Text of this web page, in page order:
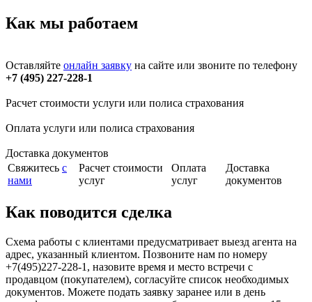
Как мы работаем
Оставляйте онлайн заявку на сайте или звоните по телефону
+7 (495) 227-228-1
Расчет стоимости услуги или полиса страхования
Оплата услуги или полиса страхования
Доставка документов
Свяжитесь с
нами
Расчет стоимости
услуг
Оплата
услуг
Доставка
документов
Как поводится сделка
Схема работы с клиентами предусматривает выезд агента на
адрес, указанный клиентом. Позвоните нам по номеру
+7(495)227-228-1, назовите время и место встречи с
продавцом (покупателем), согласуйте список необходимых
документов. Можете подать заявку заранее или в день